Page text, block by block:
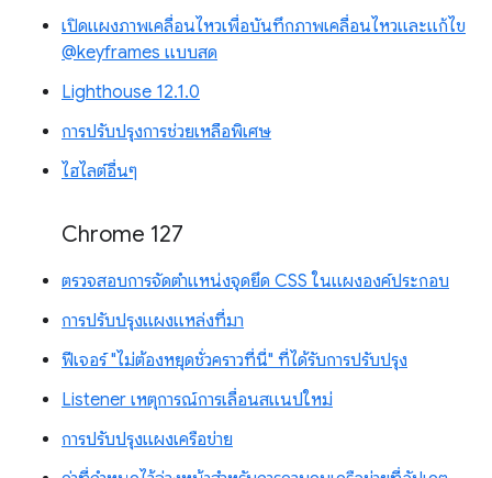
เปิดแผงภาพเคลื่อนไหวเพื่อบันทึกภาพเคลื่อนไหวและแก้ไข
@keyframes แบบสด
Lighthouse 12.1.0
การปรับปรุงการช่วยเหลือพิเศษ
ไฮไลต์อื่นๆ
Chrome 127
ตรวจสอบการจัดตำแหน่งจุดยึด CSS ในแผงองค์ประกอบ
การปรับปรุงแผงแหล่งที่มา
ฟีเจอร์ "ไม่ต้องหยุดชั่วคราวที่นี่" ที่ได้รับการปรับปรุง
Listener เหตุการณ์การเลื่อนสแนปใหม่
การปรับปรุงแผงเครือข่าย